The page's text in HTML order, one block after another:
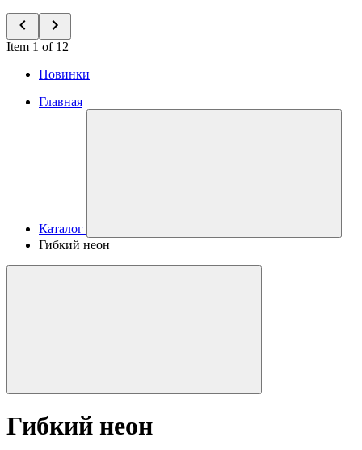
Item 1 of 12
Новинки
Главная
Каталог
Гибкий неон
Гибкий неон